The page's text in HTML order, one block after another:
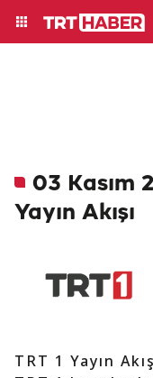
03 Kasım
Yayın Akışı
TRT 1 Yayın